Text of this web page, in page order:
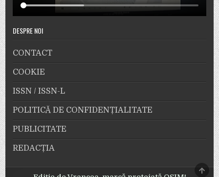
DESPRE NOI
CONTACT
COOKIE
ISSN / ISSN-L
POLITICĂ DE CONFIDENȚIALITATE
PUBLICITATE
REDACȚIA